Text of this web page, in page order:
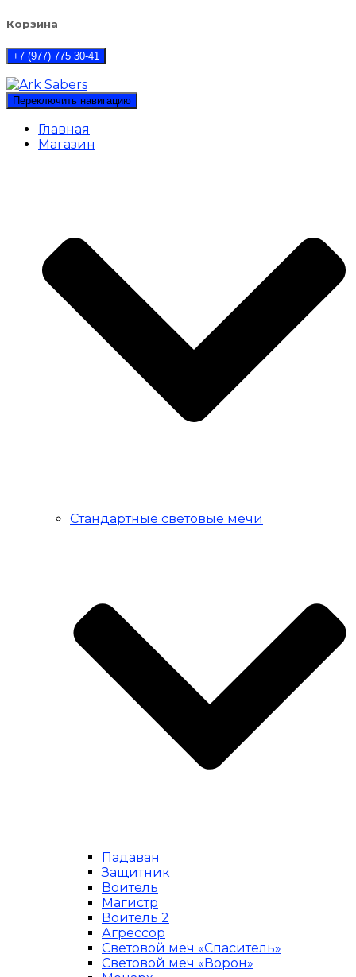
Корзина
+7 (977) 775 30-41
Переключить навигацию
Главная
Магазин
Стандартные световые мечи
Падаван
Защитник
Воитель
Магистр
Воитель 2
Агрессор
Световой меч «Спаситель»
Световой меч «Ворон»